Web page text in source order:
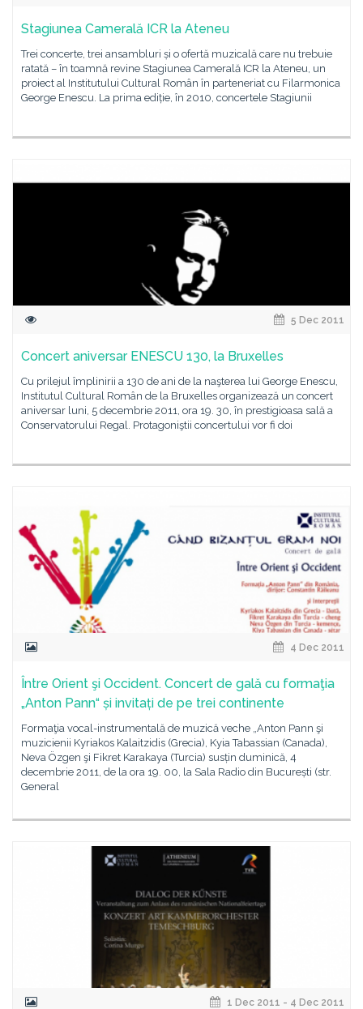
Stagiunea Camerală ICR la Ateneu
Trei concerte, trei ansambluri și o ofertă muzicală care nu trebuie
ratată – în toamnă revine Stagiunea Camerală ICR la Ateneu, un
proiect al Institutului Cultural Român în parteneriat cu Filarmonica
George Enescu. La prima ediție, în 2010, concertele Stagiunii
5 Dec 2011
Concert aniversar ENESCU 130, la Bruxelles
Cu prilejul împlinirii a 130 de ani de la naşterea lui George Enescu,
Institutul Cultural Român de la Bruxelles organizează un concert
aniversar luni, 5 decembrie 2011, ora 19. 30, în prestigioasa sală a
Conservatorului Regal. Protagoniştii concertului vor fi doi
4 Dec 2011
Între Orient şi Occident. Concert de gală cu formaţia
„Anton Pann“ și invitați de pe trei continente
Formaţia vocal-instrumentală de muzică veche „Anton Pann şi
muzicienii Kyriakos Kalaitzidis (Grecia), Kyia Tabassian (Canada),
Neva Özgen şi Fikret Karakaya (Turcia) susțin duminică, 4
decembrie 2011, de la ora 19. 00, la Sala Radio din București (str.
General
1 Dec 2011 - 4 Dec 2011